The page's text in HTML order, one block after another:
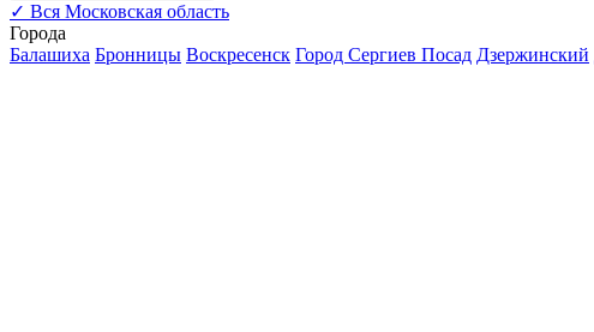
✓ Вся Московская область
Города
Балашиха Бронницы Воскресенск Город Сергиев Посад Дзержинский